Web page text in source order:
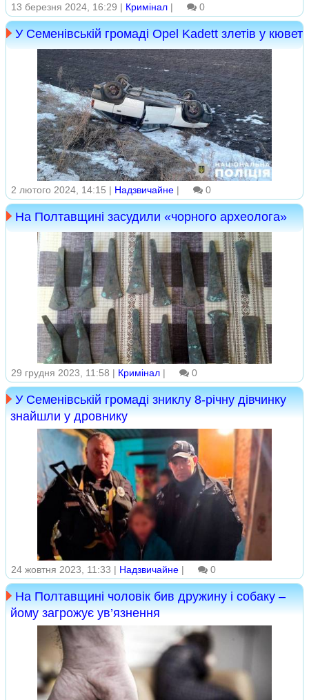
13 березня 2024, 16:29 | Кримінал | 0
У Семенівській громаді Opel Kadett злетів у кювет
2 лютого 2024, 14:15 | Надзвичайне | 0
На Полтавщині засудили «чорного археолога»
29 грудня 2023, 11:58 | Кримінал | 0
У Семенівській громаді зниклу 8-річну дівчинку
знайшли у дровнику
24 жовтня 2023, 11:33 | Надзвичайне | 0
На Полтавщині чоловік бив дружину і собаку –
йому загрожує ув’язнення